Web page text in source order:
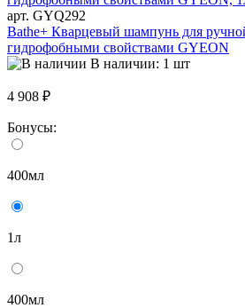
арт. GYQ292
Bathe+ Кварцевый шампунь для
гидрофобными свойствами GYEON
В наличии: 1 шт
4 908 ₽
Бонусы:
400мл
1л
400мл